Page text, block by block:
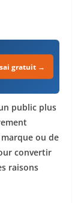
gratuit →
public plus
ou de
convertir
raisons